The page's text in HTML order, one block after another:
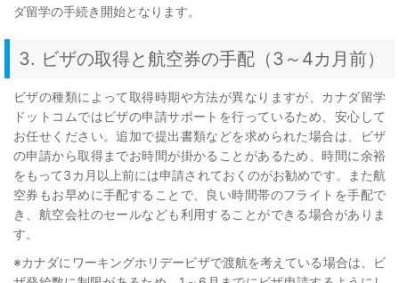
ダ留学の手続き開始となります。
3. ビザの取得と航空券の手配（3～4カ月前）
ビザの種類によって取得時期や方法が異なりますが、カナダ留学
ドットコムではビザの申請サポートを行っているため、安心して
お任せください。追加で提出書類などを求められた場合は、ビザ
の申請から取得までお時間が掛かることがあるため、時間に余裕
をもって3カ月以上前には申請されておくのがお勧めです。また航
空券もお早めに手配することで、良い時間帯のフライトを手配で
き、航空会社のセールなども利用することができる場合がありま
す。
※カナダにワーキングホリデービザで渡航を考えている場合は、ビ